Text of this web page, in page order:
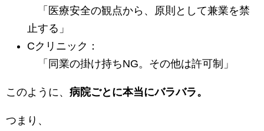
「医療安全の観点から、原則として兼業を禁
止する」
Cクリニック：
「同業の掛け持ちNG。その他は許可制」
このように、 病院ごとに本当にバラバラ。
つまり、